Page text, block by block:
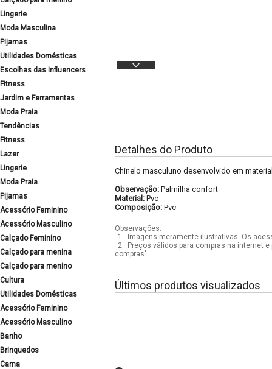
Lingerie
Moda Masculina
Pijamas
Utilidades Domésticas
Escolhas das Influencers
Fitness
Jardim e Ferramentas
Moda Praia
Tendências
Fitness
Lazer
Lingerie
Moda Praia
Pijamas
Acessório Feminino
Acessório Masculino
Calçado Feminino
Calçado para menina
Calçado para menino
Cultura
Utilidades Domésticas
Acessório Feminino
Acessório Masculino
Banho
Brinquedos
Cama
Detalhes do Produto
Chinelo masculuno desenvolvido em
Observação: Palmilha confort
Material: Pvc
Composição: Pvc
Observações:
1.
Imagens meramente ilustrativas. Os
2.
Preços válidos para compras na internet
compras".
Últimos produtos visualizados